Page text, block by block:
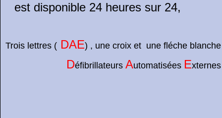
est disponible 24 heures sur 24,
Trois lettres ( DAE) , une croix et une fléche
Défibrillateurs Automatisées E